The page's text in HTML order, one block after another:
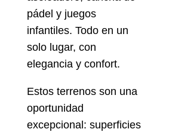
pádel y juegos
infantiles. Todo en un
solo lugar, con
elegancia y confort.
Estos terrenos son una
oportunidad
excepcional: superficies